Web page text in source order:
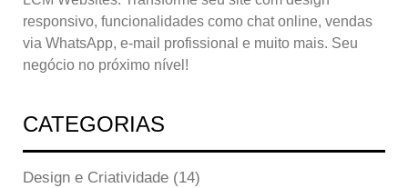
responsivo, funcionalidades como chat online, vendas
via WhatsApp, e-mail profissional e muito mais. Seu
negócio no próximo nível!
CATEGORIAS
Design e Criatividade (14)